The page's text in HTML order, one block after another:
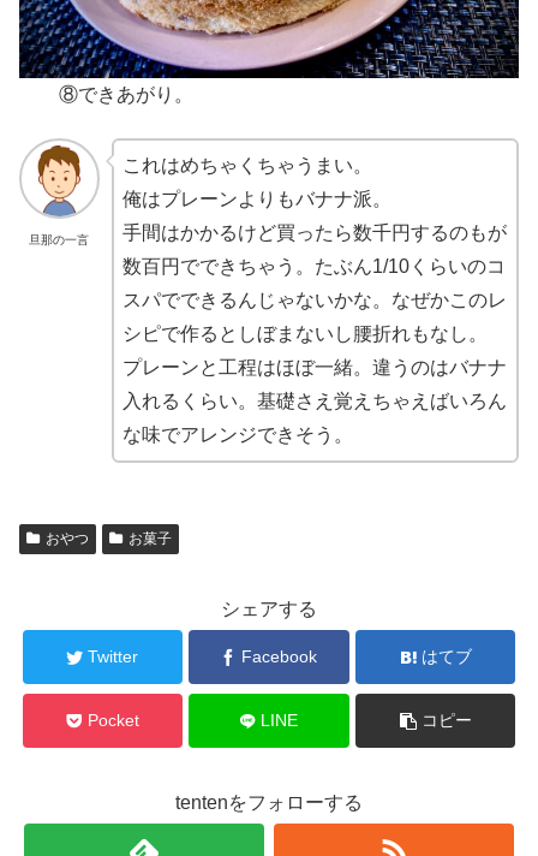
⑧できあがり。
旦那の一言
これはめちゃくちゃうまい。
俺はプレーンよりもバナナ派。
手間はかかるけど買ったら数千円するのもが
数百円でできちゃう。たぶん1/10くらいのコ
スパでできるんじゃないかな。なぜかこのレ
シピで作るとしぼまないし腰折れもなし。
プレーンと工程はほぼ一緒。違うのはバナナ
入れるくらい。基礎さえ覚えちゃえばいろん
な味でアレンジできそう。
おやつ お菓子
シェアする
Twitter Facebook はてブ
Pocket LINE コピー
tentenをフォローする